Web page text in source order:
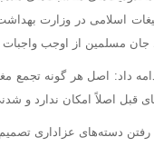
اسلامی در وزارت
مسلمین از اوجب
داد: اصل هر گونه تجمع
قبل اصلاً امکان ندارد و
رفتن دسته‌های عزاداری